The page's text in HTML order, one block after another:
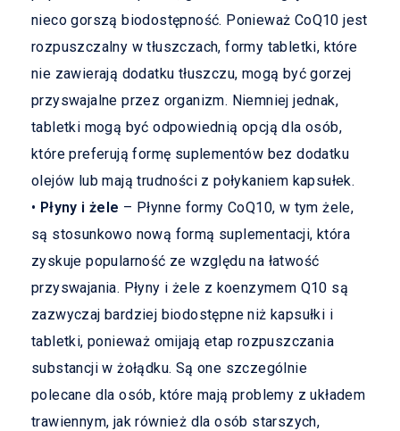
nieco gorszą biodostępność. Ponieważ CoQ10 jest
rozpuszczalny w tłuszczach, formy tabletki, które
nie zawierają dodatku tłuszczu, mogą być gorzej
przyswajalne przez organizm. Niemniej jednak,
tabletki mogą być odpowiednią opcją dla osób,
które preferują formę suplementów bez dodatku
olejów lub mają trudności z połykaniem kapsułek.
• Płyny i żele – Płynne formy CoQ10, w tym żele,
są stosunkowo nową formą suplementacji, która
zyskuje popularność ze względu na łatwość
przyswajania. Płyny i żele z koenzymem Q10 są
zazwyczaj bardziej biodostępne niż kapsułki i
tabletki, ponieważ omijają etap rozpuszczania
substancji w żołądku. Są one szczególnie
polecane dla osób, które mają problemy z układem
trawiennym, jak również dla osób starszych,